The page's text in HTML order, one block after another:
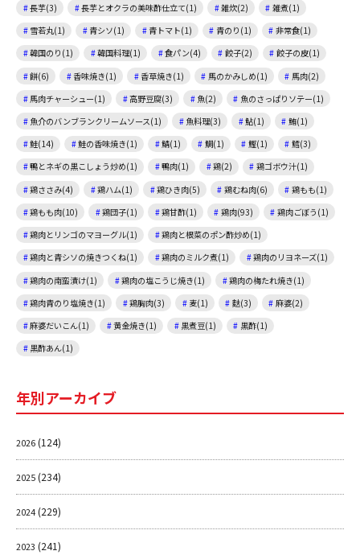
長芋(3)
長芋とオクラの美味酢仕立て(1) 雑炊(2)
雑煮(1)
雪若丸(1)
青シソ(1) 青トマト(1) 青のり(1)
非常食(1)
韓国のり(1)
韓国料理(1) 食パン(4) 餃子(2)
餃子の皮(1)
餅(6)
香味焼き(1) 香草焼き(1) 馬のかみしめ(1)
馬肉(2)
馬肉チャーシュー(1)
高野豆腐(3) 魚(2)
魚のさっぱりソテー(1)
魚介のバンブランクリームソース(1)
魚料理(3) 鮎(1)
鮪(1)
鮭(14)
鮭の香味焼き(1) 鯖(1) 鯛(1) 鰹(1)
鱈(3)
鴨とネギの黒こしょう炒め(1)
鴨肉(1) 鶏(2)
鶏ゴボウ汁(1)
鶏ささみ(4)
鶏ハム(1) 鶏ひき肉(5) 鶏むね肉(6)
鶏もも(1)
鶏もも肉(10)
鶏団子(1) 鶏甘酢(1) 鶏肉(93)
鶏肉ごぼう(1)
鶏肉とリンゴのマヨーグル(1)
鶏肉と根菜のポン酢炒め(1)
鶏肉と青シソの焼きつくね(1)
鶏肉のミルク煮(1)
鶏肉のリヨネーズ(1)
鶏肉の南蛮漬け(1)
鶏肉の塩こうじ焼き(1)
鶏肉の梅たれ焼き(1)
鶏肉青のり塩焼き(1)
鶏胸肉(3) 麦(1) 麩(3)
麻婆(2)
麻婆だいこん(1)
黄金焼き(1) 黒煮豆(1)
黒酢(1)
黒酢あん(1)
年別アーカイブ
2026(124)
2025(234)
2024(229)
2023 (241)